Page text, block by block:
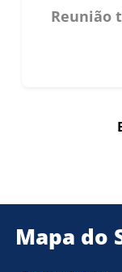
Reunião
Mapa do